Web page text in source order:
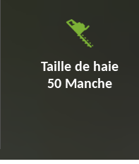
Taille de haie
50 Manche